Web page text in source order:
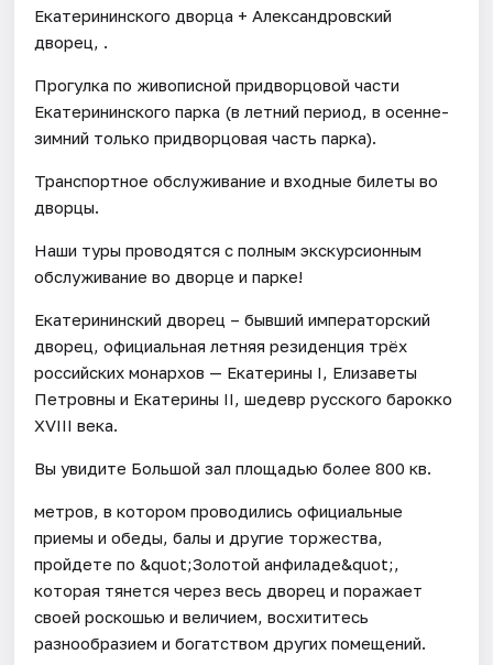
Екатерининского дворца + Александровский
дворец, .
Прогулка по живописной придворцовой части
Екатерининского парка (в летний период, в осенне-
зимний только придворцовая часть парка).
Транспортное обслуживание и входные билеты во
дворцы.
Наши туры проводятся с полным экскурсионным
обслуживание во дворце и парке!
Екатерининский дворец – бывший императорский
дворец, официальная летняя резиденция трёх
российских монархов — Екатерины I, Елизаветы
Петровны и Екатерины II, шедевр русского барокко
XVIII века.
Вы увидите Большой зал площадью более 800 кв.
метров, в котором проводились официальные
приемы и обеды, балы и другие торжества,
пройдете по &quot;Золотой анфиладе&quot;,
которая тянется через весь дворец и поражает
своей роскошью и величием, восхититесь
разнообразием и богатством других помещений.